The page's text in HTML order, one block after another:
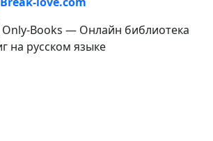
Books — Онлайн библиотека
на русском языке